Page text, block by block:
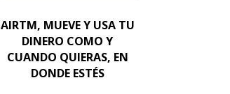
AIRTM, MUEVE Y USA TU
DINERO COMO Y
CUANDO QUIERAS, EN
DONDE ESTÉS